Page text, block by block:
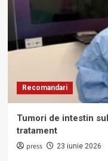
Recomandari
Tumori de intestin
tratament
press 23 iunie 2026